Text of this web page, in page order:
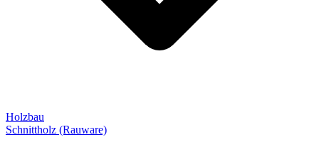
Holzbau
Schnittholz (Rauware)